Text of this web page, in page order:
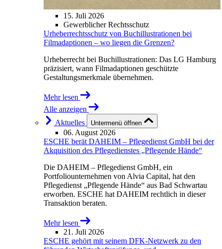
15. Juli 2026
Gewerblicher Rechtsschutz
Urheberrechtsschutz von Buchillustrationen bei
Filmadaptionen – wo liegen die Grenzen?
Urheberrecht bei Buchillustrationen: Das LG Hamburg
präzisiert, wann Filmadaptionen geschützte
Gestaltungsmerkmale übernehmen.
Mehr lesen
Alle anzeigen
Aktuelles
Untermenü öffnen
06. August 2026
ESCHE berät DAHEIM – Pflegedienst GmbH bei der
Akquisition des Pflegedienstes „Pflegende Hände“
Die DAHEIM – Pflegedienst GmbH, ein
Portfoliounternehmen von Alvia Capital, hat den
Pflegedienst „Pflegende Hände“ aus Bad Schwartau
erworben. ESCHE hat DAHEIM rechtlich in dieser
Transaktion beraten.
Mehr lesen
21. Juli 2026
ESCHE gehört mit seinem DFK-Netzwerk zu den